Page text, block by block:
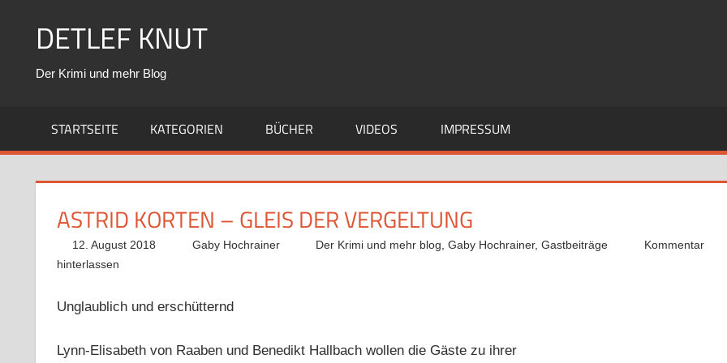
DETLEF KNUT
Der Krimi und mehr Blog
STARTSEITE KATEGORIEN BÜCHER VIDEOS IMPRESSUM
ASTRID KORTEN – GLEIS DER VERGELTUNG
12. August 2018 Gaby Hochrainer Der Krimi und mehr blog ,Gaby Hochrainer,Gastbeiträge
Kommentar
hinterlassen
Unglaublich und erschütternd
Lynn-Elisabeth von Raaben und Benedikt Hallbach wollen die Gäste zu ihrer